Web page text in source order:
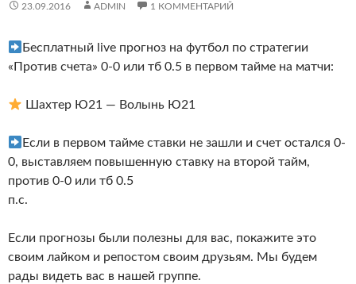
23.09.2016 ADMIN 1 КОММЕНТАРИЙ
Бесплатный live прогноз на футбол по стратегии
«Против счета» 0-0 или тб 0.5 в первом тайме на матчи:
Шахтер Ю21 — Волынь Ю21
Если в первом тайме ставки не зашли и счет остался 0-
0, выставляем повышенную ставку на второй тайм,
против 0-0 или тб 0.5
п.с.
Если прогнозы были полезны для вас, покажите это
своим лайком и репостом своим друзьям. Мы будем
рады видеть вас в нашей группе.